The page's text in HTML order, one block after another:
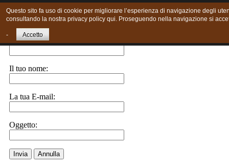
Invia ad un amico.
E-Mail a:
Il tuo nome:
La tua E-mail:
Oggetto:
Invia Annulla
Questo sito fa uso di cookie per migliorare l’esperienza di navigazione degli
consultando la nostra privacy policy qui. Proseguendo nella navigazione si
- Accetto